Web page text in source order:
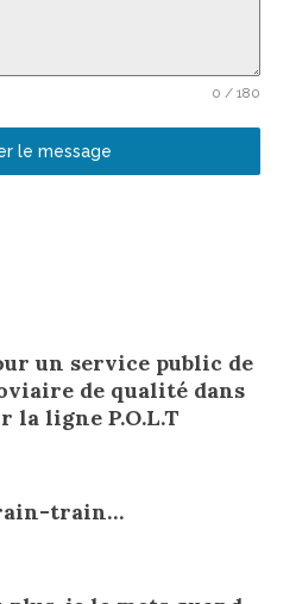
0 / 180
le message
un service public de
de qualité dans
la ligne P.O.L.T
train…